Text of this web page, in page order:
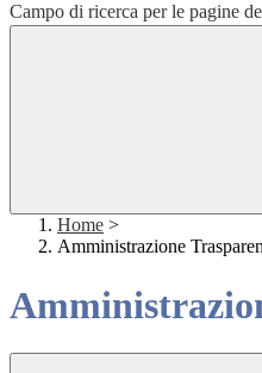
Campo di ricerca per le pagine
Home >
Amministrazione